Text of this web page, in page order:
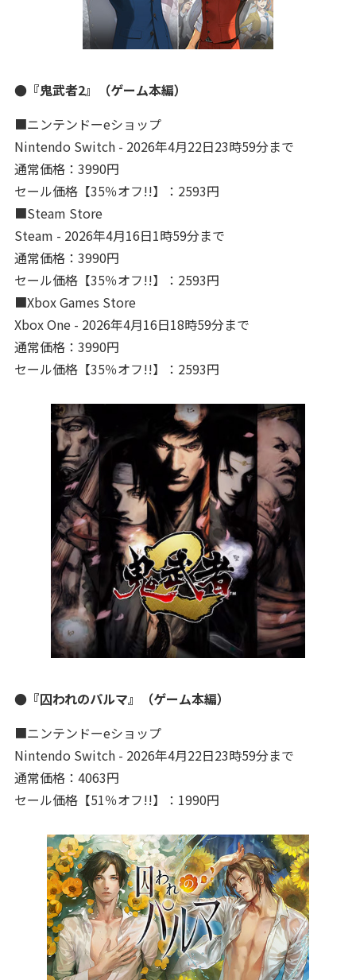
●『鬼武者2』（ゲーム本編）
■ニンテンドーeショップ
Nintendo Switch - 2026年4月22日23時59分まで
通常価格：3990円
セール価格【35％オフ!!】：2593円
■Steam Store
Steam - 2026年4月16日1時59分まで
通常価格：3990円
セール価格【35％オフ!!】：2593円
■Xbox Games Store
Xbox One - 2026年4月16日18時59分まで
通常価格：3990円
セール価格【35％オフ!!】：2593円
●『囚われのパルマ』（ゲーム本編）
■ニンテンドーeショップ
Nintendo Switch - 2026年4月22日23時59分まで
通常価格：4063円
セール価格【51％オフ!!】：1990円